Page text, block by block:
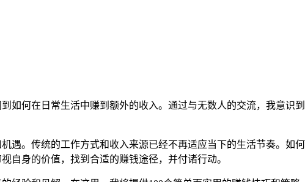
如何在日常生活中赚到额外的收入。通过与无数人的交流，我意识
遇。传统的工作方式和收入来源已经不再适应当下的生活节奏。如
自身的价值，找到合适的赚钱途径，并付诸行动。